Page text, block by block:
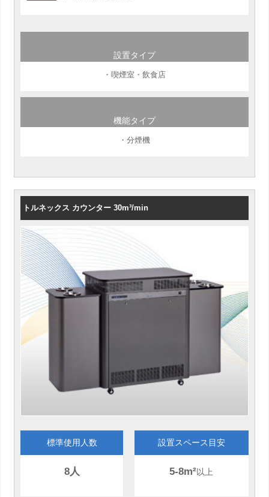
設置タイプ
・喫煙室・飲食店
機能タイプ
・分煙機
トルネックス カウンター 30m³/min
標準使用人数
8人
設置スペース目安
5-8m²以上